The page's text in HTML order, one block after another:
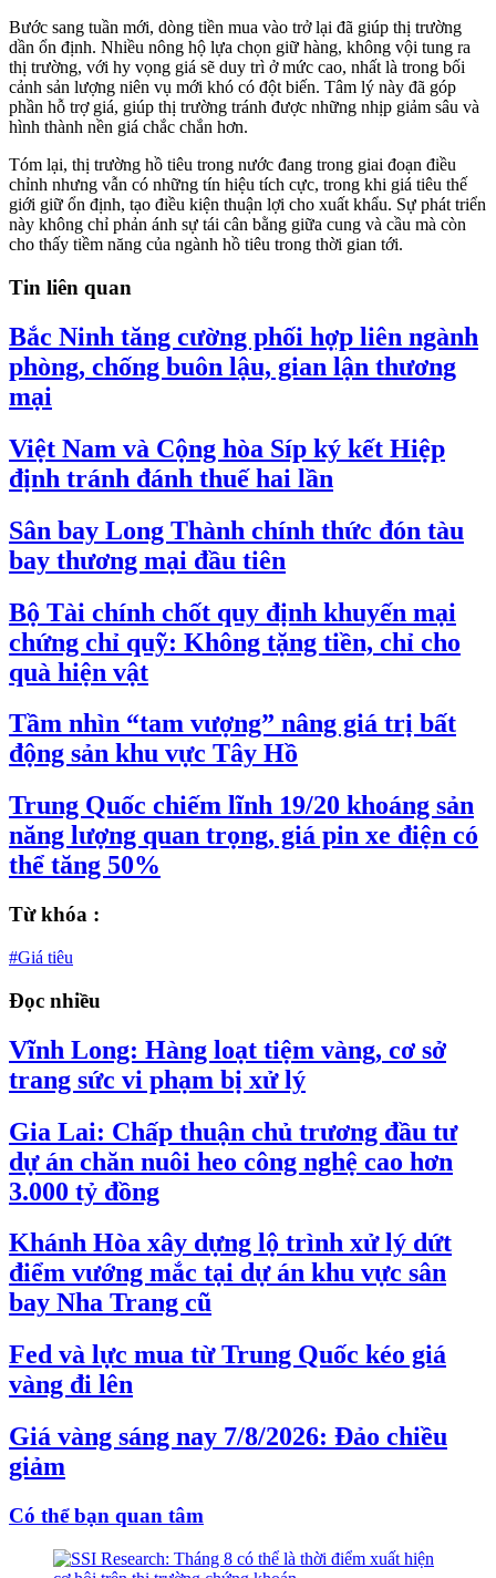
Bước sang tuần mới, dòng tiền mua vào trở lại đã giúp thị trường
dần ổn định. Nhiều nông hộ lựa chọn giữ hàng, không vội tung ra
thị trường, với hy vọng giá sẽ duy trì ở mức cao, nhất là trong bối
cảnh sản lượng niên vụ mới khó có đột biến. Tâm lý này đã góp
phần hỗ trợ giá, giúp thị trường tránh được những nhịp giảm sâu và
hình thành nền giá chắc chắn hơn.
Tóm lại, thị trường hồ tiêu trong nước đang trong giai đoạn điều
chỉnh nhưng vẫn có những tín hiệu tích cực, trong khi giá tiêu thế
giới giữ ổn định, tạo điều kiện thuận lợi cho xuất khẩu. Sự phát triển
này không chỉ phản ánh sự tái cân bằng giữa cung và cầu mà còn
cho thấy tiềm năng của ngành hồ tiêu trong thời gian tới.
Tin liên quan
Bắc Ninh tăng cường phối hợp liên ngành
phòng, chống buôn lậu, gian lận thương
mại
Việt Nam và Cộng hòa Síp ký kết Hiệp
định tránh đánh thuế hai lần
Sân bay Long Thành chính thức đón tàu
bay thương mại đầu tiên
Bộ Tài chính chốt quy định khuyến mại
chứng chỉ quỹ: Không tặng tiền, chỉ cho
quà hiện vật
Tầm nhìn “tam vượng” nâng giá trị bất
động sản khu vực Tây Hồ
Trung Quốc chiếm lĩnh 19/20 khoáng sản
năng lượng quan trọng, giá pin xe điện có
thể tăng 50%
Từ khóa :
#Giá tiêu
Đọc nhiều
Vĩnh Long: Hàng loạt tiệm vàng, cơ sở
trang sức vi phạm bị xử lý
Gia Lai: Chấp thuận chủ trương đầu tư
dự án chăn nuôi heo công nghệ cao hơn
3.000 tỷ đồng
Khánh Hòa xây dựng lộ trình xử lý dứt
điểm vướng mắc tại dự án khu vực sân
bay Nha Trang cũ
Fed và lực mua từ Trung Quốc kéo giá
vàng đi lên
Giá vàng sáng nay 7/8/2026: Đảo chiều
giảm
Có thể bạn quan tâm